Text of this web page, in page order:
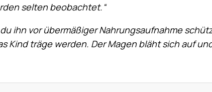
selten beobachtet.“
ihn vor übermäßiger Nahrungsaufnahme
träge werden. Der Magen bläht sich auf